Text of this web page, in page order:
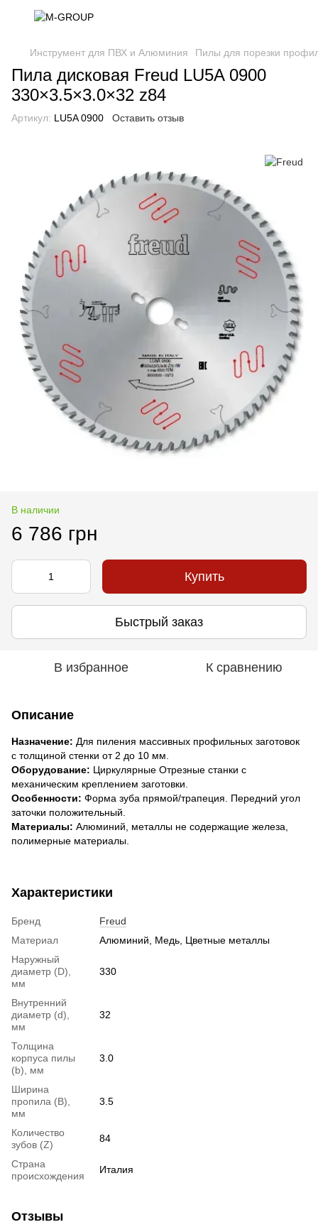
Инструмент для ПВХ и Алюминия Пилы для порезки
Пила дисковая Freud LU5A 0900
330×3.5×3.0×32 z84
Артикул: LU5A 0900 Оставить отзыв
В наличии
6 786 грн
Купить
Быстрый заказ
В избранное К сравнению
Описание
Назначение: Для пиления массивных профильных заготовок
с толщиной стенки от 2 до 10 мм.
Оборудование: Циркулярные Отрезные станки с
механическим креплением заготовки.
Особенности: Форма зуба прямой/трапеция. Передний угол
заточки положительный.
Материалы: Алюминий, металлы не содержащие железа,
полимерные материалы.
Характеристики
Бренд
Freud
Материал
Алюминий, Медь, Цветные металлы
Наружный
диаметр (D),
мм
330
Внутренний
диаметр (d),
мм
32
Толщина
корпуса пилы
(b), мм
3.0
Ширина
пропила (B),
мм
3.5
Количество
зубов (Z)
84
Страна
происхождения
Италия
Отзывы